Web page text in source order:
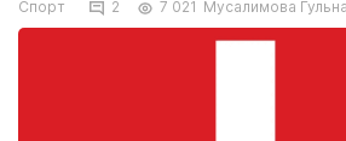
Спорт 2 7 021 Мусалимова